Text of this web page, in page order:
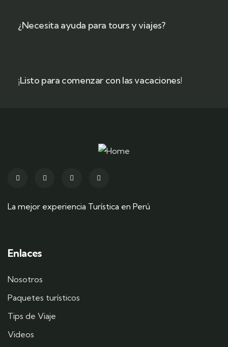
¿Necesita ayuda para tours y viajes?
¡Listo para comenzar con las vacaciones!
La mejor experiencia Turística en Perú
Enlaces
Nosotros
Paquetes turísticos
Tips de Viaje
Videos